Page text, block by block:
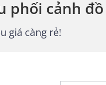
phối cảnh
giá càng rẻ!